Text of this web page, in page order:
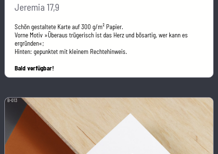
Jeremia 17,9
Schön gestaltete Karte auf 300 g/m² Papier.
Vorne Motiv »Überaus trügerisch ist das Herz und bösartig, wer kann es
ergründen«;
Hinten: gepunktet mit kleinem Rechtehinweis.
Bald verfügbar!
B-013